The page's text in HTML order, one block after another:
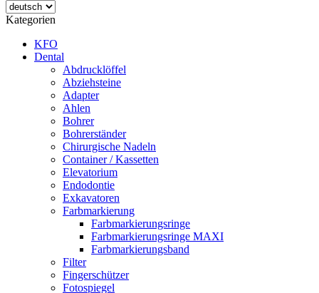
Kategorien
KFO
Dental
Abdrucklöffel
Abziehsteine
Adapter
Ahlen
Bohrer
Bohrerständer
Chirurgische Nadeln
Container / Kassetten
Elevatorium
Endodontie
Exkavatoren
Farbmarkierung
Farbmarkierungsringe
Farbmarkierungsringe MAXI
Farbmarkierungsband
Filter
Fingerschützer
Fotospiegel